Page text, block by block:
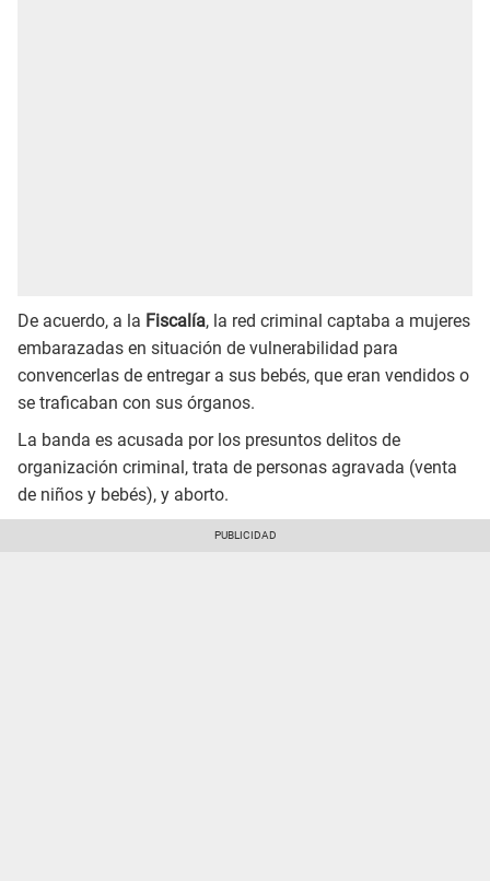
De acuerdo, a la Fiscalía, la red criminal captaba a mujeres
embarazadas en situación de vulnerabilidad para
convencerlas de entregar a sus bebés, que eran vendidos o
se traficaban con sus órganos.
La banda es acusada por los presuntos delitos de
organización criminal, trata de personas agravada (venta
de niños y bebés), y aborto.